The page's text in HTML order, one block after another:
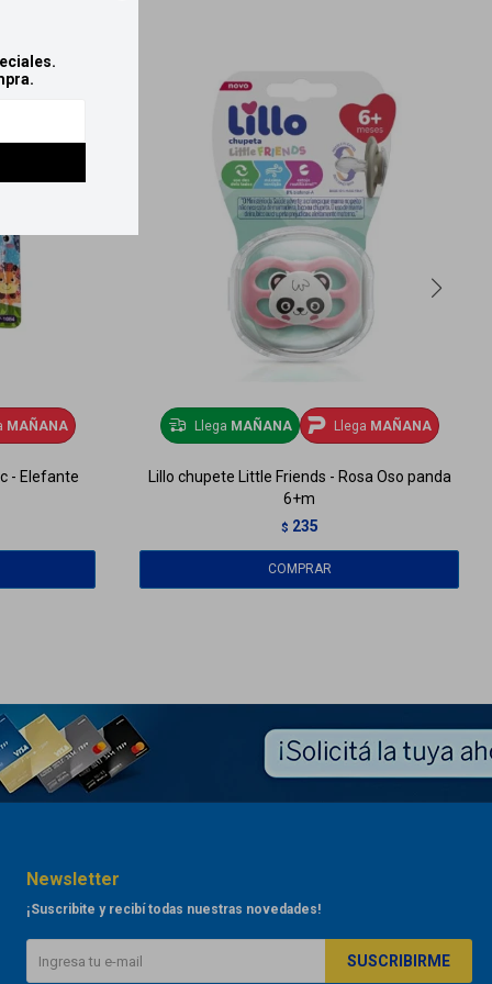
MAÑANA
- Elefante
Llega MAÑANA Llega MAÑANA
Lillo chupete Little Friends - Rosa Oso panda
6+m
$ 235
Newsletter
¡Suscribite y recibí todas nuestras novedades!
SUSCRIBIRME